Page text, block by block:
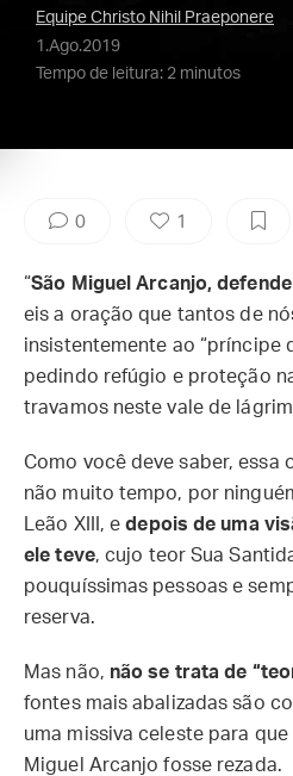
Equipe Christo Nihil Praeponere
1.Ago.2019
Tempo de leitura: 2 minutos
0 1
“São Miguel Arcanjo,
eis a oração que tantos de
insistentemente ao “príncipe
pedindo refúgio e proteção
travamos neste vale de
Como você deve saber, essa
não muito tempo, por
Leão XIII, edepois de uma
ele teve, cujo teor Sua
pouquíssimas pessoas e
reserva.
Mas não, não se trata de
fontes mais abalizadas são
uma missiva celeste para
Miguel Arcanjo fosse rezada.